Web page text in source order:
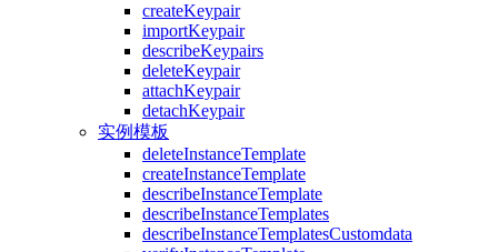
createKeypair
importKeypair
describeKeypairs
deleteKeypair
attachKeypair
detachKeypair
实例模板
deleteInstanceTemplate
createInstanceTemplate
describeInstanceTemplate
describeInstanceTemplates
describeInstanceTemplatesCustomdata